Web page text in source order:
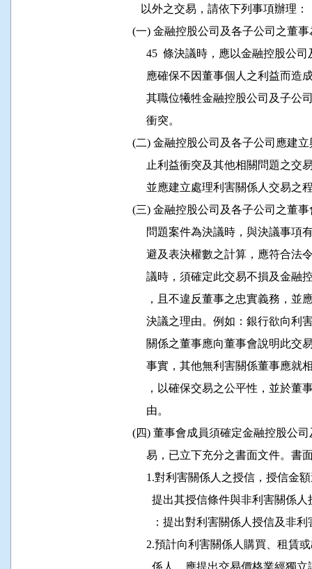
              以外之交易，請依下列事項辦理：
(一) 金融控股公司及各子公司之
45  條決議時，應以金融控
應確保不因董事個人之利益
其職位犧牲金融控股公司及
                衝突。
(二) 金融控股公司及各子公司應
止利益衝突及其他相關問題
並應建立處理利害關係人交易之
(三) 金融控股公司及各子公司之
問題案件為決議時，與決議
避及表決權數之計算，應符
議時，須確定此交易不損及
，且不違反董事之忠實義務
決議之理由。例如：銀行欲
關係之董事應向董事會說明
事實，其他無利害關係董事
，以確保交易之公平性，並
                由。
(四) 董事會成員須確定金融控股
易，已立下充分之書面文件。
1.對利害關係人之授信，授
提出其授信條件與非利害
：提出對利害關係人授信及
2.預計向利害關係人購買、
係人，應提出交易價格業